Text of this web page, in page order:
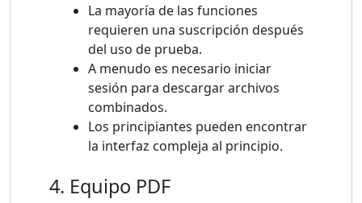
La mayoría de las funciones
requieren una suscripción después
del uso de prueba.
A menudo es necesario iniciar
sesión para descargar archivos
combinados.
Los principiantes pueden encontrar
la interfaz compleja al principio.
4. Equipo PDF